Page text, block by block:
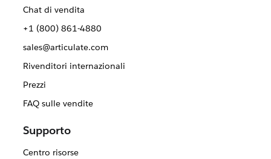
Chat di vendita
+1 (800) 861-4880
sales@articulate.com
Rivenditori internazionali
Prezzi
FAQ sulle vendite
Supporto
Centro risorse